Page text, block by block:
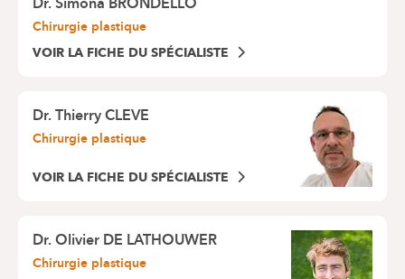
Chirurgie plastique
VOIR LA FICHE DU SPÉCIALISTE
Dr.Thierry CLEVE
Chirurgie plastique
VOIR LA FICHE DU SPÉCIALISTE
Dr.Olivier DE LATHOUWER
Chirurgie plastique